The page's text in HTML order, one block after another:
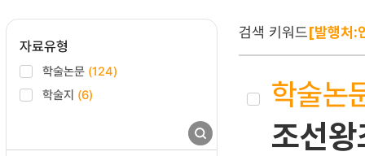
자료유형
학술논문 (124)
학술지 (6)
검색 키워드[발행처:
학술논
조선